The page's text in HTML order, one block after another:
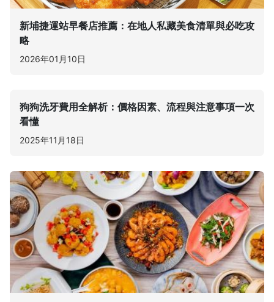
新埔捷運站早餐店推薦：在地人私藏美食清單與必吃攻
略
2026年01月10日
狗狗洗牙費用全解析：價格因素、流程與注意事項一次
看懂
2025年11月18日